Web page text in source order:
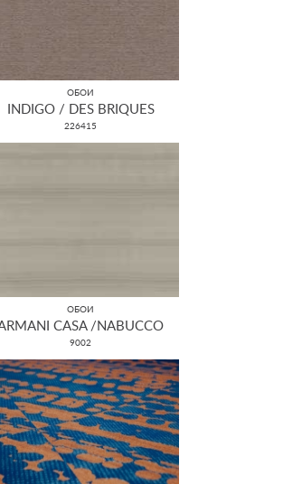
ОБОИ
INDIGO / DES BRIQUES
226415
ОБОИ
CASA /NABUCCO
9002